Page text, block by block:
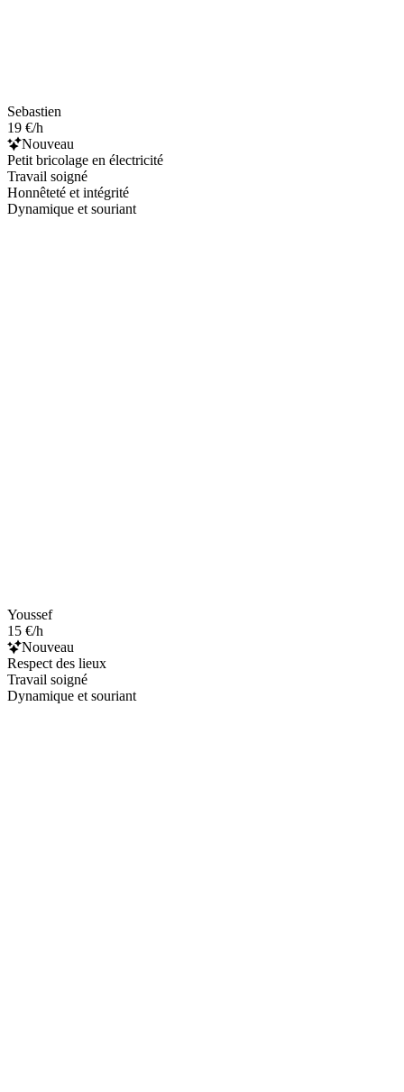
Sebastien
19 €/h
Nouveau
Petit bricolage en électricité
Travail soigné
Honnêteté et intégrité
Dynamique et souriant
Youssef
15 €/h
Nouveau
Respect des lieux
Travail soigné
Dynamique et souriant